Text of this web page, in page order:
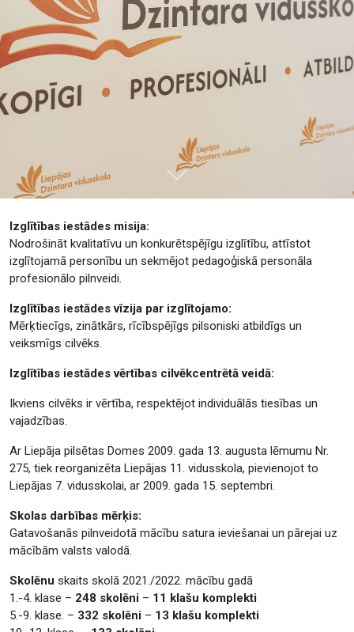
Tālāk
Izglītības iestādes misija:
Nodrošināt kvalitatīvu un konkurētspējīgu izglītību, attīstot
izglītojamā personību un sekmējot pedagoģiskā personāla
profesionālo pilnveidi.
Izglītības iestādes vīzija par izglītojamo:
Mērķtiecīgs, zinātkārs, rīcībspējīgs pilsoniski atbildīgs un
veiksmīgs cilvēks.
Izglītības iestādes vērtības cilvēkcentrētā veidā:
Ikviens cilvēks ir vērtība, respektējot individuālās tiesības un
vajadzības.
Ar Liepāja pilsētas Domes 2009. gada 13. augusta lēmumu Nr.
275, tiek reorganizēta Liepājas 11. vidusskola, pievienojot to
Liepājas 7. vidusskolai, ar 2009. gada 15. septembri.
Skolas darbības mērķis:
Gatavošanās pilnveidotā mācību satura ieviešanai un pārejai uz
mācībām valsts valodā.
Skolēnu skaits skolā 2021./2022. mācību gadā
1.-4. klase – 248 skolēni – 11 klašu komplekti
5.-9. klase. – 332 skolēni – 13 klašu komplekti